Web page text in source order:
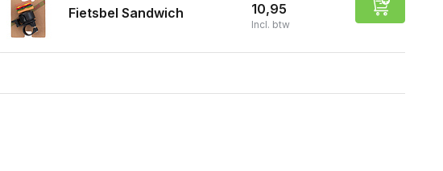
Fietsbel Sandwich 10,95
Incl. btw